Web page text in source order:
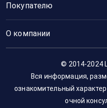
Покупателю
О компании
© 2014-2024
Вся информация,
ознакомительный
очной